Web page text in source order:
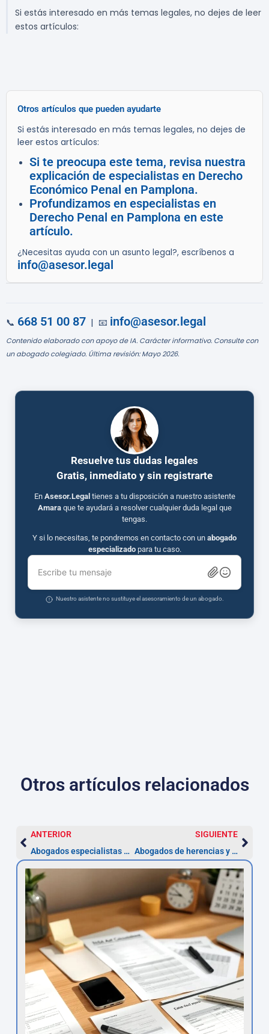
Si estás interesado en más temas legales, no dejes de leer
estos artículos:
Otros artículos que pueden ayudarte
Si estás interesado en más temas legales, no dejes de
leer estos artículos:
Si te preocupa este tema, revisa nuestra
explicación de especialistas en Derecho
Económico Penal en Pamplona.
Profundizamos en especialistas en
Derecho Penal en Pamplona en este
artículo.
¿Necesitas ayuda con un asunto legal?, escríbenos a
info@asesor.legal
📞 668 51 00 87 | 📧 info@asesor.legal
Contenido elaborado con apoyo de IA. Carácter informativo. Consulte con
un abogado colegiado. Última revisión: Mayo 2026.
Resuelve tus dudas legales
Gratis, inmediato y sin registrarte
En Asesor.Legal tienes a tu disposición a nuestro asistente
Amaraque te ayudará a resolver cualquier duda legal que
tengas.
Y si lo necesitas, te pondremos en contacto con un abogado
especializadopara tu caso.
Escribe tu mensaje
Nuestro asistente no sustituye el asesoramiento de un abogado.
Otros artículos relacionados
ANTERIOR
Abogados especialistas en telecomunicaciones en Navarra
SIGUIENTE
Abogados de herencias y testamentos en Navarra